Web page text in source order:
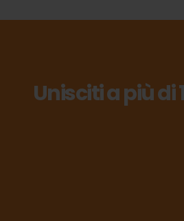
Unisciti a più di